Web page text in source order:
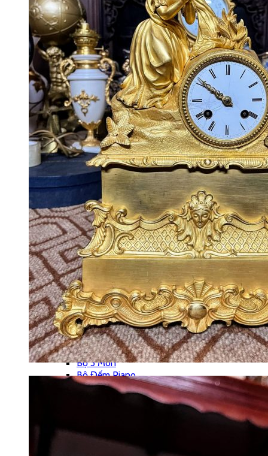
Âu – Bát
Bộ Ấm Chén
Bộ Ly Pha Lê
Lọ Hoa
Đèn Pha Lê
Đèn
Đèn Tiffani
Đèn 3 Dây
Đèn Bàn
Đèn Cây
Đèn Chùm
Đèn Dầu
Đèn Tường
Đèn Tượng
Chân Đèn
Lam Đèn Dầu
Đồ Đồng
Ấm Chén – Âu Đồng
Bàn Kệ Đồng
Bình Lọ Đồng
Chân Nến
Hộp Trang Sức
Phù Điêu
Thánh Giá
Tượng Đồng
Đồ Đồng Khác
Đôn Đồng
Bộ Chân Nến
Chân Nến Đồng
Đồng Hồ
Bộ 3 Món
Bộ Đếm Piano
Chưa Phân Loại
Đế – Bệ Đồng Hồ
Đồng Hồ Cây – Tủ